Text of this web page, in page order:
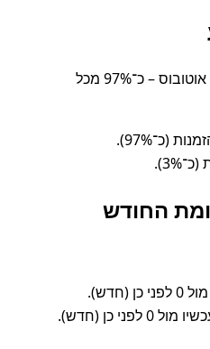
הדרך המועדפת כרגע היא אוטובוס – כ־97% מכל
החודש